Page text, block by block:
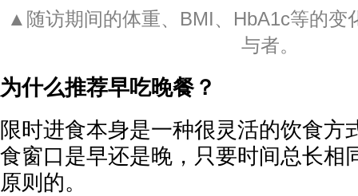
▲随访期间的体重、BMI、HbA1c等的变
与者。
为什么推荐早吃晚餐？
限时进食本身是一种很灵活的饮食方
食窗口是早还是晚，只要时间总长相
原则的。